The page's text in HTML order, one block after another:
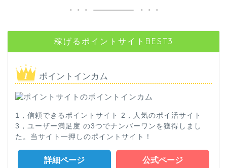
稼げるポイントサイトBEST3
ポイントインカム
1，信頼できるポイントサイト 2，人気のポイ活サイト
3，ユーザー満足度 の3つでナンバーワンを獲得しまし
た。当サイト一押しのポイントサイト！
詳細ページ 公式ページ